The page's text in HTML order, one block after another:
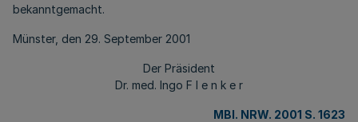
bekanntgemacht.
Münster, den 29. September 2001
Der Präsident
Dr. med. Ingo F l e n k e r
MBl. NRW. 2001 S. 1623